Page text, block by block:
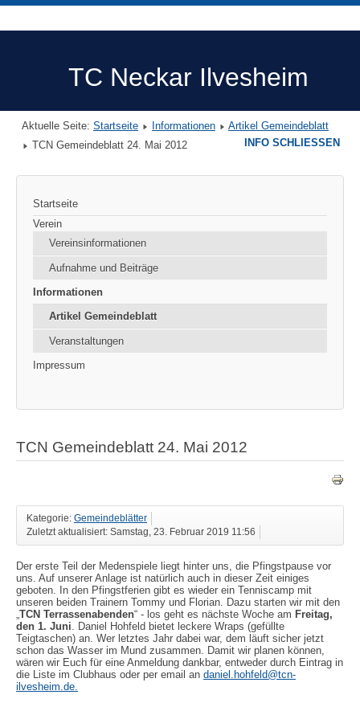
TC Neckar Ilvesheim
Aktuelle Seite: Startseite Informationen
Artikel Gemeindeblatt
TCN Gemeindeblatt 24. Mai 2012
Startseite
Verein
Vereinsinformationen
Aufnahme und Beiträge
Informationen
Artikel Gemeindeblatt
Veranstaltungen
Impressum
TCN Gemeindeblatt 24. Mai 2012
Kategorie: Gemeindeblätter
Zuletzt aktualisiert: Samstag, 23. Februar 2019 11:56
Der erste Teil der Medenspiele liegt hinter uns, die Pfingstpause vor
uns. Auf unserer Anlage ist natürlich auch in dieser Zeit einiges
geboten. In den Pfingstferien gibt es wieder ein Tenniscamp mit
unseren beiden Trainern Tommy und Florian. Dazu starten wir mit den
TCN Terrassenabenden“ - los geht es nächste Woche am Freitag,
den 1. Juni
Daniel Hohfeld bietet leckere Wraps (gefüllte
Teigtaschen) an. Wer letztes Jahr dabei war, dem läuft sicher jetzt
schon das Wasser im Mund zusammen. Damit wir planen können,
wären wir Euch für eine Anmeldung dankbar, entweder durch Eintrag in
die Liste im Clubhaus oder per email an daniel.hohfeld@tcn-
ilvesheim.de
INFO SCHLIESSEN